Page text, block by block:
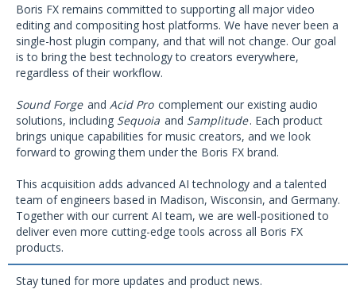
Boris FX remains committed to supporting all major video
editing and compositing host platforms. We have never been a
single-host plugin company, and that will not change. Our goal
is to bring the best technology to creators everywhere,
regardless of their workflow.
Sound Forge and Acid Pro complement our existing audio
solutions, including Sequoia and Samplitude. Each product
brings unique capabilities for music creators, and we look
forward to growing them under the Boris FX brand.
This acquisition adds advanced AI technology and a talented
team of engineers based in Madison, Wisconsin, and Germany.
Together with our current AI team, we are well-positioned to
deliver even more cutting-edge tools across all Boris FX
products.
Stay tuned for more updates and product news.